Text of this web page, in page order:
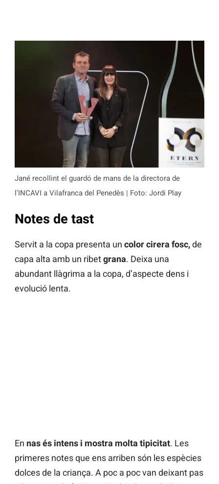
Jané recollint el guardó de mans de la directora de
l’INCAVI a Vilafranca del Penedès | Foto: Jordi Play
Notes de tast
Servit a la copa presenta un color cirera fosc,de
capa alta amb un ribetgrana. Deixa una
abundant llàgrima a la copa, d’aspecte dens i
evolució lenta.
En nas és intens i mostra molta tipicitat. Les
primeres notes que ens arriben són les espècies
dolces de la criança. A poc a poc van deixant pas